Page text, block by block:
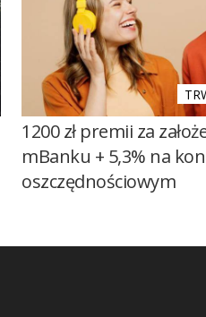
1200 zł premii za
mBanku + 5,3% na
oszczędnościowym